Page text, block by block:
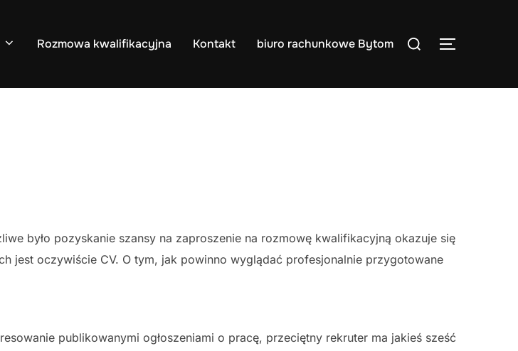
Rozmowa kwalifikacyjna Kontakt biuro rachunkowe Bytom
Search
TOGGLE
było pozyskanie szansy na zaproszenie na rozmowę kwalifikacyjną okazuje się
jest oczywiście CV. O tym, jak powinno wyglądać profesjonalnie przygotowane
publikowanymi ogłoszeniami o pracę, przeciętny rekruter ma jakieś sześć